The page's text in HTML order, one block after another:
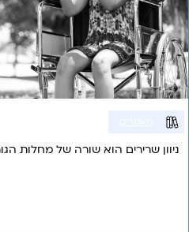
ניוון שרירים הוא שורה של מחלות